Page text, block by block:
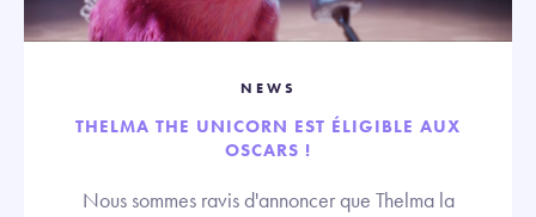
NEWS
THELMA THE UNICORN EST ÉLIGIBLE AUX
OSCARS !
Nous sommes ravis d'annoncer que Thelma la